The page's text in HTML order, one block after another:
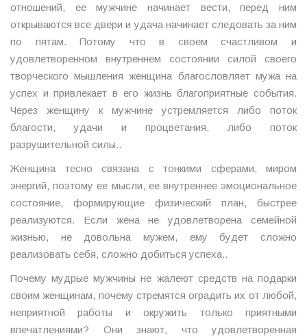
отношений, ее мужчине начинает вести, перед ним
открываются все двери и удача начинает следовать за ним
по пятам. Потому что в своем счастливом и
удовлетворенном внутреннем состоянии силой своего
творческого мышления женщина благословляет мужа на
успех и привлекает в его жизнь благоприятные события.
Через женщину к мужчине устремляется либо поток
благости, удачи и процветания, либо поток
разрушительной силы..
Женщина тесно связана с тонкими сферами, миром
энергий, поэтому ее мысли, ее внутреннее эмоциональное
состояние, формирующие физический план, быстрее
реализуются. Если жена не удовлетворена семейной
жизнью, не довольна мужем, ему будет сложно
реализовать себя, сложно добиться успеха..
Почему мудрые мужчины не жалеют средств на подарки
своим женщинам, почему стремятся оградить их от любой,
неприятной работы и окружить только приятными
впечатлениями? Они знают, что удовлетворенная